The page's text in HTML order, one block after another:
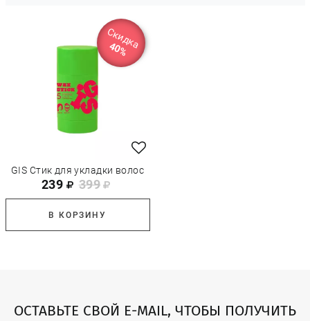
Скидка
40%
GIS Стик для укладки волос
239 399
В КОРЗИНУ
ОСТАВЬТЕ СВОЙ E-MAIL, ЧТОБЫ ПОЛУЧИТЬ